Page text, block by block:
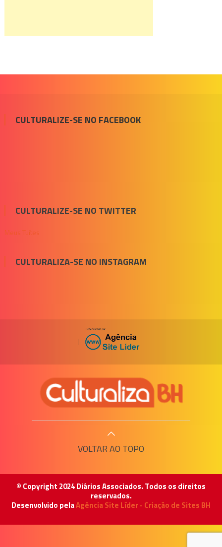
CULTURALIZE-SE NO FACEBOOK
CULTURALIZE-SE NO TWITTER
Meus Tuítes
CULTURALIZA-SE NO INSTAGRAM
|
VOLTAR AO TOPO
© Copyright 2024 Diários Associados. Todos os direitos
reservados.
Desenvolvido pelaAgência Site Líder - Criação de Sites BH